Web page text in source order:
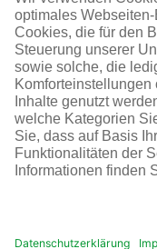
SOCIAL MEDIA
AGB Impressum